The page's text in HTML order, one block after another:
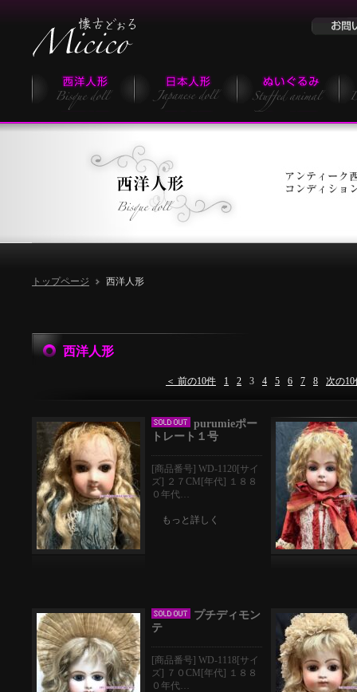
トップページ 西洋人形
西洋人形
＜ 前の10件 1 2 3 4 5 6 7 8 次の
purumieポー
トレート１号
[商品番号] WD-1120[サイ
ズ] ２７CM[年代] １８８
０年代…
もっと詳しく
プチディモン
テ
[商品番号] WD-1118[サイ
ズ] ７０CM[年代] １８８
０年代…